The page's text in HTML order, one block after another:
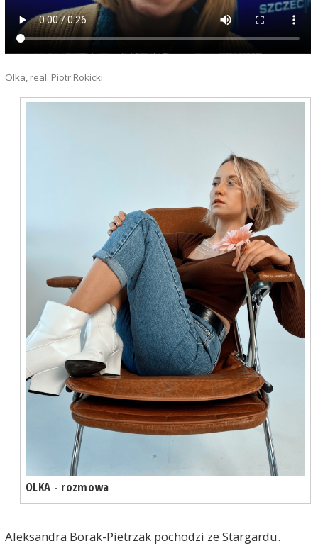
Olka, real. Piotr Rokicki
OLKA - rozmowa
Aleksandra Borak-Pietrzak pochodzi ze Stargardu.